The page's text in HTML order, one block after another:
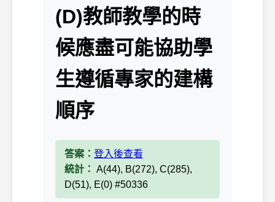
(D)教師教學的時
候應盡可能協助學
生遵循專家的建構
順序
答案： 登入後查看
統計： A(44), B(272), C(285),
D(51), E(0) #50336